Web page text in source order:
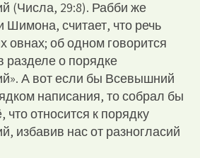
(Числа, 29:8). Рабби же
Шимона, считает, что речь
овнах; об одном говорится
разделе о порядке
А вот если бы Всевышний
написания, то собрал бы
относится к порядку
избавив нас от разногласий